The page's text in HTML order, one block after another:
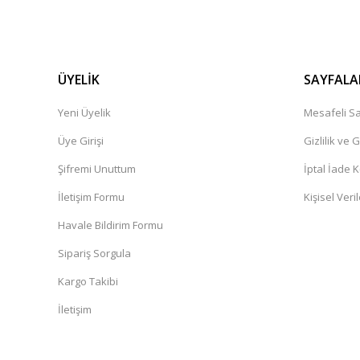
ÜYELİK
Yeni Üyelik
Üye Girişi
Şifremi Unuttum
İletişim Formu
Havale Bildirim Formu
Sipariş Sorgula
Kargo Takibi
İletişim
Mesafeli
Gizlilik ve
İptal İade
Kişisel